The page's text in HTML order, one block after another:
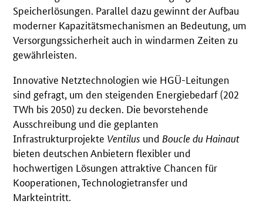
Speicherlösungen. Parallel dazu gewinnt der Aufbau
moderner Kapazitätsmechanismen an Bedeutung, um
Versorgungssicherheit auch in windarmen Zeiten zu
gewährleisten.
Innovative Netztechnologien wie HGÜ-Leitungen
sind gefragt, um den steigenden Energiebedarf (202
TWh bis 2050) zu decken. Die bevorstehende
Ausschreibung und die geplanten
Infrastrukturprojekte Ventilus und Boucle du Hainaut
bieten deutschen Anbietern flexibler und
hochwertigen Lösungen attraktive Chancen für
Kooperationen, Technologietransfer und
Markteintritt.